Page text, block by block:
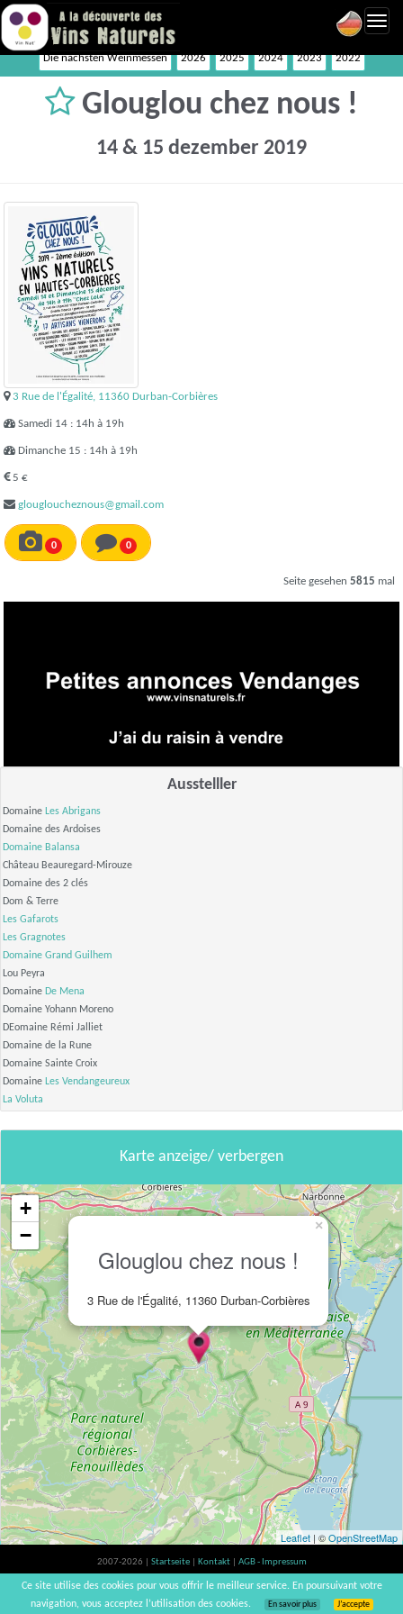
Die nächsten Weinmessen 2026 2025 2024 2023 2022
Glouglou chez nous !
14 & 15 dezember 2019
3 Rue de l'Égalité, 11360 Durban-Corbières
Samedi 14 : 14h à 19h
Dimanche 15 : 14h à 19h
5 €
glougloucheznous@gmail.com
0 0
Seite gesehen 5815 mal
Ausstelller
Domaine Les Abrigans
Domaine des Ardoises
Domaine Balansa
Château Beauregard-Mirouze
Domaine des 2 clés
Dom & Terre
Les Gafarots
Les Gragnotes
Domaine Grand Guilhem
Lou Peyra
Domaine De Mena
Domaine Yohann Moreno
DEomaine Rémi Jalliet
Domaine de la Rune
Domaine Sainte Croix
Domaine Les Vendangeureux
La Voluta
Karte anzeige/ verbergen
Glouglou chez nous !
3 Rue de l'Égalité, 11360 Durban-Corbières
×
+
−
Leaflet | ©OpenStreetMap
2007-2026 | Startseite Kontakt
AGB - Impressum
Der Verzehr von Alkohol ist gesundheitsschädlich, Verzehr in Maßen empfohlen |
vinsnaturels | v3.12
Ce site utilise des cookies pour vous offrir le meilleur service. En poursuivant votre
navigation, vous acceptez l’utilisation des cookies.
En savoir plus J’accepte